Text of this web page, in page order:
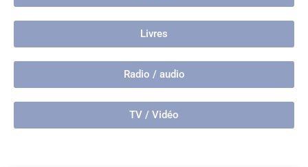
Livres
Radio / audio
TV / Vidéo